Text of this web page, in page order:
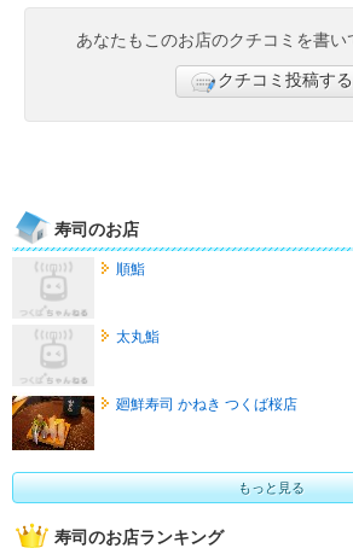
あなたもこのお店のクチコミを書い
クチコミ投稿する
寿司のお店
順鮨
太丸鮨
廻鮮寿司 かねき つくば桜店
もっと見る
寿司のお店ランキング